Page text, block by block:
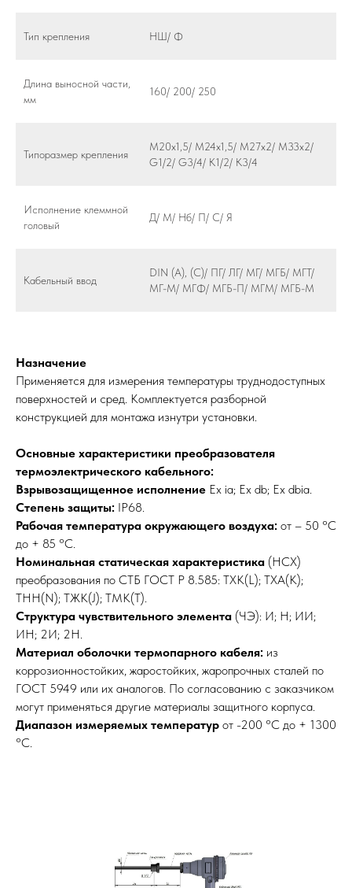
Тип крепления НШ/ Ф
Длина выносной части,
мм
160/ 200/ 250
Типоразмер крепления
М20х1,5/ M24х1,5/ М27х2/ М33х2/
G1/2/ G3/4/ K1/2/ К3/4
Исполнение клеммной
головый
Д/ М/ Нб/ П/ С/ Я
Кабельный ввод
DIN (А), (С)/ ПГ/ ЛГ/ МГ/ МГБ/ МГТ/
МГ-М/ МГФ/ МГБ-П/ МГМ/ МГБ-М
Назначение
Применяется для измерения температуры труднодоступных
поверхностей и сред. Комплектуется разборной
конструкцией для монтажа изнутри установки.
Основные характеристики преобразователя
термоэлектрического кабельного:
Взрывозащищенное исполнение Ex ia; Ex db; Ex dbia.
Степень защиты: IP68.
Рабочая температура окружающего воздуха: от – 50 °С
до + 85 °С.
Номинальная статическая характеристика (НСХ)
преобразования по СТБ ГОСТ Р 8.585: ТХК(L); ТХА(K);
ТНН(N); ТЖК(J); ТМК(Т).
Структура чувствительного элемента (ЧЭ): И; Н; ИИ;
ИН; 2И; 2Н.
Материал оболочки термопарного кабеля: из
коррозионностойких, жаростойких, жаропрочных сталей по
ГОСТ 5949 или их аналогов. По согласованию с заказчиком
могут применяться другие материалы защитного корпуса.
Диапазон измеряемых температур от -200 °С до + 1300
°С.